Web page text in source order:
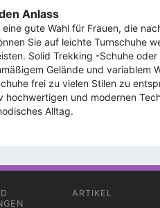
Anlass
gute Wahl für Frauen, die
Sie auf leichte Turnschuhe
Solid Trekking -Schuhe
Gelände und variablem
frei zu vielen Stilen zu
hochwertigen und modernen
Alltag.
ARTIKEL